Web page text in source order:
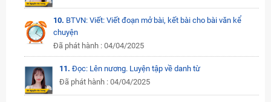
10. BTVN: Viết: Viết đoạn mở bài, kết bài cho bài văn kể
chuyện
Đã phát hành : 04/04/2025
11. Đọc: Lên nương. Luyện tập về danh từ
Đã phát hành : 04/04/2025